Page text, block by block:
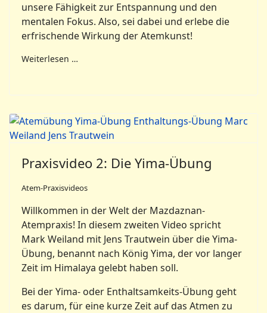
unsere Fähigkeit zur Entspannung und den
mentalen Fokus. Also, sei dabei und erlebe die
erfrischende Wirkung der Atemkunst!
Weiterlesen …
Praxisvideo 2: Die Yima-Übung
Atem-Praxisvideos
Willkommen in der Welt der Mazdaznan-
Atempraxis! In diesem zweiten Video spricht
Mark Weiland mit Jens Trautwein über die Yima-
Übung, benannt nach König Yima, der vor langer
Zeit im Himalaya gelebt haben soll.
Bei der Yima- oder Enthaltsamkeits-Übung geht
es darum, für eine kurze Zeit auf das Atmen zu